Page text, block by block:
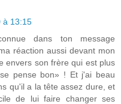
à 13:15
dans ton message
réaction aussi devant mon
envers son frère qui est plus
pense bon» ! Et j'ai beau
qu'il a la tête assez dure, et
de lui faire changer ses